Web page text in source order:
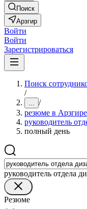
Поиск
Арзгир
Войти
Войти
Зарегистрироваться
Поиск
/
... /
резюме в Арзгире
руководитель
полный день
руководитель отдела
Резюме